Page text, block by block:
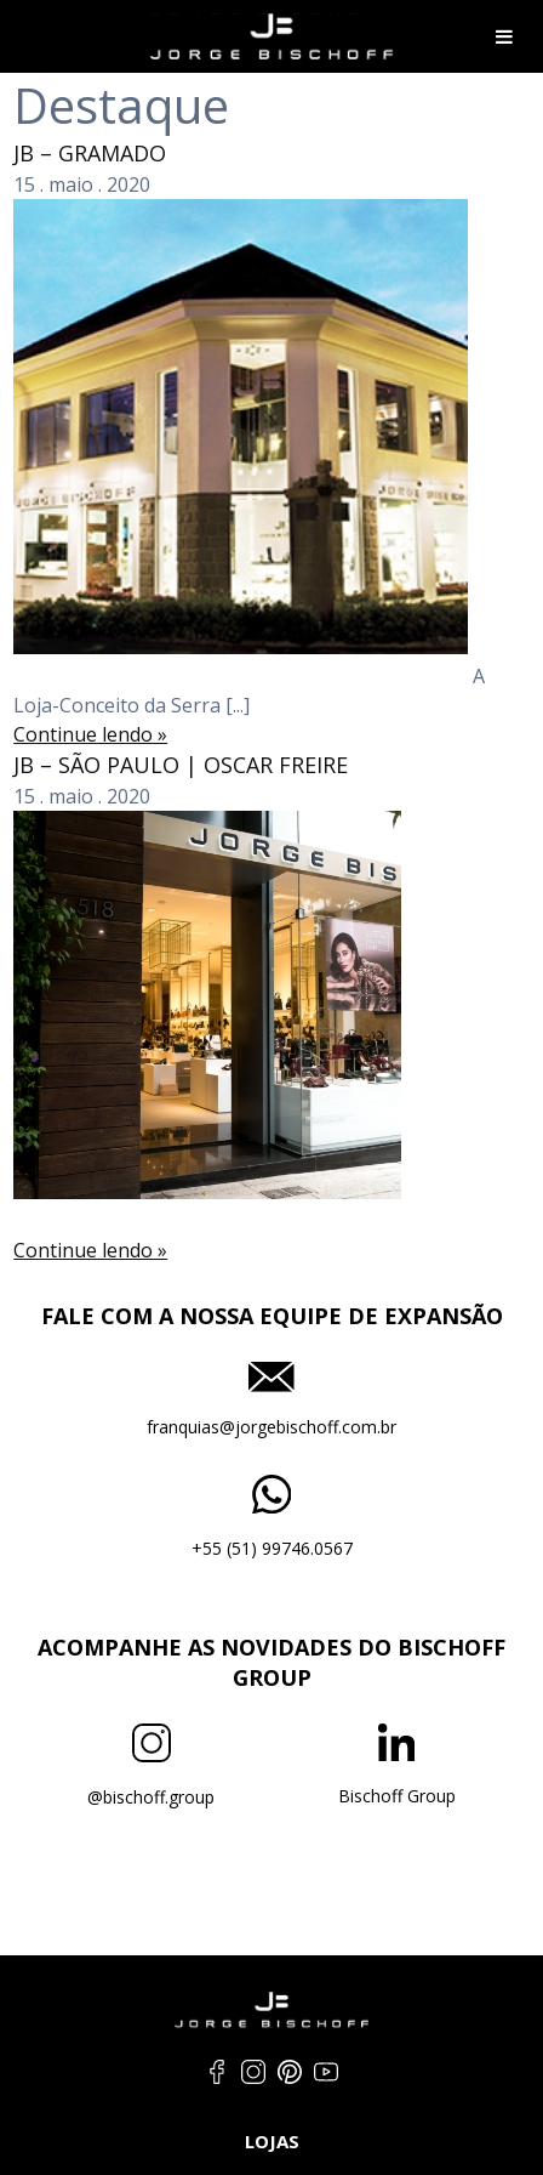
Destaque
JB – GRAMADO
15 . maio . 2020
A
Loja-Conceito da Serra [...]
Continue lendo »
JB – SÃO PAULO | OSCAR FREIRE
15 . maio . 2020
Continue lendo »
FALE COM A NOSSA EQUIPE DE EXPANSÃO
franquias@jorgebischoff.com.br
+55 (51) 99746.0567
ACOMPANHE AS NOVIDADES DO BISCHOFF
GROUP
@bischoff.group Bischoff Group
LOJAS